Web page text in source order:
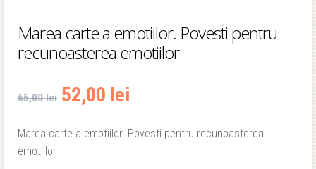
Marea carte a emotiilor. Povesti pentru
recunoasterea emotiilor
65,00lei Prețul
inițial
52,00 lei
curent
Marea carte a emotiilor. Povesti pentru recunoasterea
emotiilor